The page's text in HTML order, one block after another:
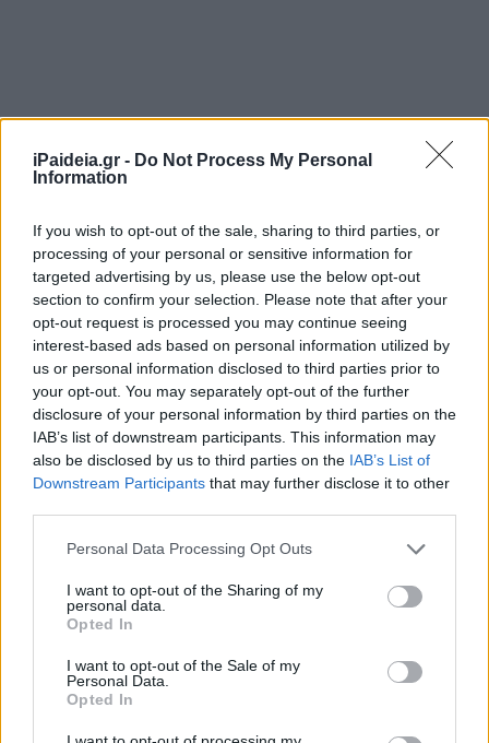
iPaideia.gr - Do Not Process My Personal
Information
If you wish to opt-out of the sale, sharing to third parties, or
processing of your personal or sensitive information for
targeted advertising by us, please use the below opt-out
section to confirm your selection. Please note that after your
opt-out request is processed you may continue seeing
interest-based ads based on personal information utilized by
us or personal information disclosed to third parties prior to
your opt-out. You may separately opt-out of the further
disclosure of your personal information by third parties on the
IAB’s list of downstream participants. This information may
also be disclosed by us to third parties on the IAB’s List of
Downstream Participants that may further disclose it to other
Please note that this website/app uses one or more Google
not limited to your visit or usage behaviour. You may click to
grant or deny consent to Google and its third-party tags to
use your data for below specified purposes in below Google
consent section.
Personal Data Processing Opt Outs
I want to opt-out of the Sharing of my
personal data.
Opted In
I want to opt-out of the Sale of my
Personal Data.
Opted In